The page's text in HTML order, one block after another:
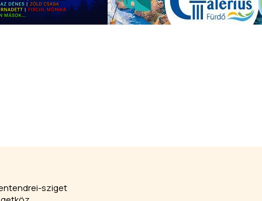
sziget